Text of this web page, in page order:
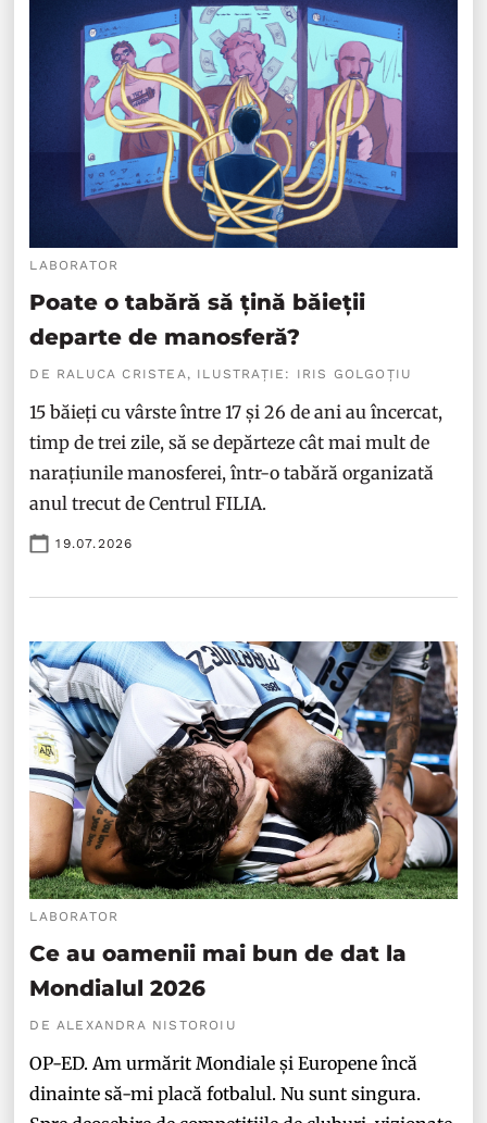
LABORATOR
Poate o tabără să țină băieții
departe de manosferă?
DE RALUCA CRISTEA, ILUSTRAȚIE: IRIS GOLGOȚIU
15 băieți cu vârste între 17 și 26 de ani au încercat,
timp de trei zile, să se depărteze cât mai mult de
narațiunile manosferei, într-o tabără organizată
anul trecut de Centrul FILIA.
19.07.2026
LABORATOR
Ce au oamenii mai bun de dat la
Mondialul 2026
DE ALEXANDRA NISTOROIU
OP-ED. Am urmărit Mondiale și Europene încă
dinainte să-mi placă fotbalul. Nu sunt singura.